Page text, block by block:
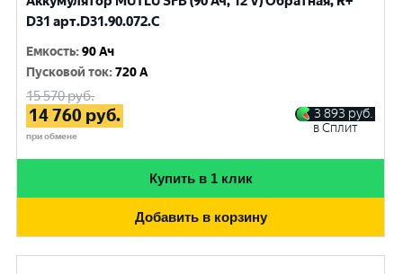
D31 арт.D31.90.072.C
Емкость:90 Ач
Пусковой ток:720 A
15 570руб.
14 760 руб.
при обмене
3 893 руб.
в Сплит
Купить в 1 клик
Добавить в корзину